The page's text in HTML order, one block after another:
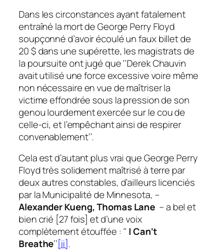
Dans les circonstances ayant fatalement
entraîné la mort de George Perry Floyd
soupçonné d’avoir écoulé un faux billet de
20 $ dans une supérette, les magistrats de
la poursuite ont jugé que ‘‘Derek Chauvin
avait utilisé une force excessive voire même
non nécessaire en vue de maîtriser la
victime effondrée sous la pression de son
genou lourdement exercée sur le cou de
celle-ci, et l’empêchant ainsi de respirer
convenablement’’.
Cela est d’autant plus vrai que George Perry
Floyd très solidement maîtrisé à terre par
deux autres constables, d’ailleurs licenciés
par la Municipalité de Minnesota, –
Alexander Kueng, Thomas Lane – a bel et
bien crié [27 fois] et d’une voix
complètement étouffée : ‘‘ I Can’t
Breathe’’[ii].